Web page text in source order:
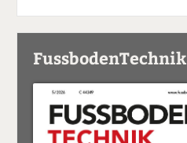
FussbodenTechnik